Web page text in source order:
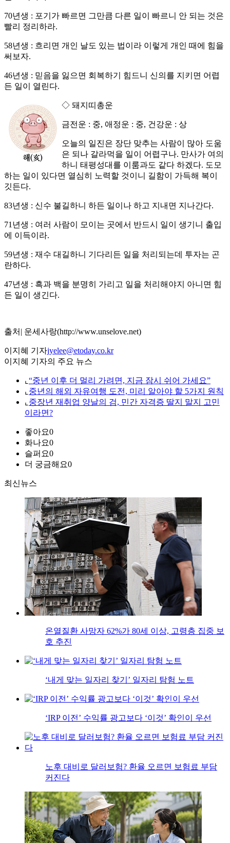
70년생 : 포기가 빠르면 그만큼 다른 일이 빠르니 안 되는 것은
빨리 정리하라.
58년생 : 흐리면 개인 날도 있는 법이라 이렇게 개인 때에 힘을
써보자.
46년생 : 믿음을 잃으면 회복하기 힘드니 신의를 지키면 어렵
든 일이 열린다.
◇ 돼지띠총운
금전운 : 중, 애정운 : 중, 건강운 : 상
오늘의 일진은 장단 맞추는 사람이 많아 도움
은 되나 갈라먹을 일이 어렵구나. 만사가 여의
하니 태평성대를 이룸과도 같다 하겠다. 도모
하는 일이 있다면 열심히 노력할 것이니 길함이 가득해 복이
깃든다.
83년생 : 신수 불길하니 하든 일이나 하고 지내면 지나간다.
71년생 : 여러 사람이 모이는 곳에서 반드시 일이 생기니 출입
에 이득이라.
59년생 : 재수 대길하니 기다리든 일을 처리되는데 투자는 곤
란하다.
47년생 : 흑과 백을 분명히 가리고 일을 처리해야지 아니면 힘
든 일이 생긴다.
출처| 운세사랑(http://www.unselove.net)
이지혜 기자jyelee@etoday.co.kr
이지혜 기자의 주요 뉴스
⌞ “중년 이후 더 멀리 가려면, 지금 잠시 쉬어 가세요”
⌞ 중년의 해외 자유여행 도전, 미리 알아야 할 5가지 원칙
⌞ 중장년 재취업 양날의 검, 민간 자격증 딸지 말지 고민
이라면?
좋아요0
화나요0
슬퍼요0
더 궁금해요0
최신뉴스
온열질환 사망자 62%가 80세 이상, 고령층 집중 보
호 추진
‘내게 맞는 일자리 찾기’ 일자리 탐험 노트
‘IRP 이전’ 수익률 광고보다 ‘이것’ 확인이 우선
노후 대비로 달러보험? 환율 오르면 보험료 부담
커진다